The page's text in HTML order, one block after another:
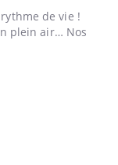
de vie !
plein air… Nos